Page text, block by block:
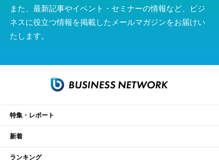
また、最新記事やイベント・セミナーの情報など、ビジ
ネスに役立つ情報を掲載したメールマガジンをお届けい
たします。
特集・レポート
新着
ランキング